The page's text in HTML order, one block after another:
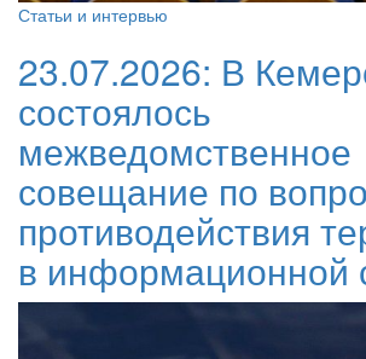
Статьи и интервью
23.07.2026: В
состоялось
межведомственное
совещание по
противодействия
в информационной